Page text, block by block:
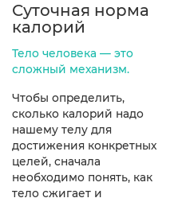
Суточная норма
калорий
Тело человека — это
сложный механизм.
Чтобы определить,
сколько калорий надо
нашему телу для
достижения конкретных
целей, сначала
необходимо понять, как
тело сжигает и